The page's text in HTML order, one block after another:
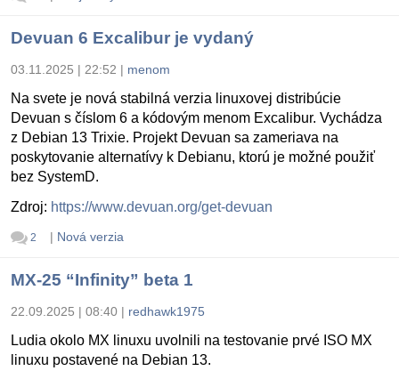
Devuan 6 Excalibur je vydaný
03.11.2025 | 22:52 | menom
Na svete je nová stabilná verzia linuxovej distribúcie
Devuan s číslom 6 a kódovým menom Excalibur. Vychádza
z Debian 13 Trixie. Projekt Devuan sa zameriava na
poskytovanie alternatívy k Debianu, ktorú je možné použiť
bez SystemD.
Zdroj: https://www.devuan.org/get-devuan
2 | Nová verzia
MX-25 “Infinity” beta 1
22.09.2025 | 08:40 | redhawk1975
Ludia okolo MX linuxu uvolnili na testovanie prvé ISO MX
linuxu postavené na Debian 13.